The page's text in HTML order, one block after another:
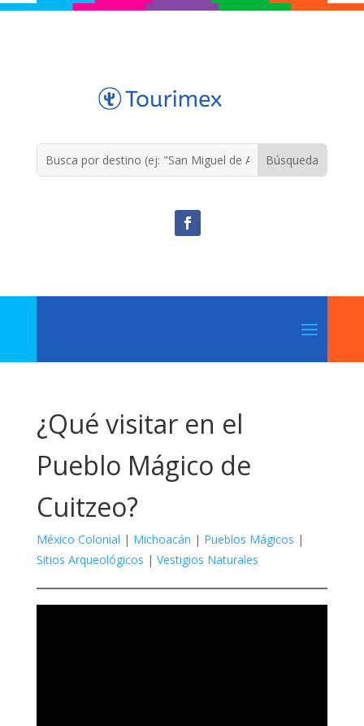
¿Qué visitar en el
Pueblo Mágico de
Cuitzeo?
México Colonial | Michoacán | Pueblos Mágicos |
Sitios Arqueológicos | Vestigios Naturales